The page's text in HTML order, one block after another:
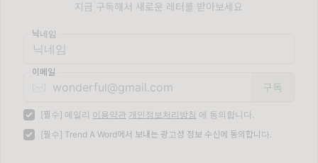
지금 구독해서 새로운 레터를 받아보세요
닉네임
이메일
✉️
[필수] 메일리 이용약관 개인정보처리방침 에 동의합니다.
[필수] Trend A Word에서 보내는 광고성 정보 수신에 동의합니다.